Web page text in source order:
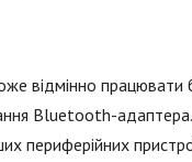
відмінно працювати
Bluetooth-
периферійних